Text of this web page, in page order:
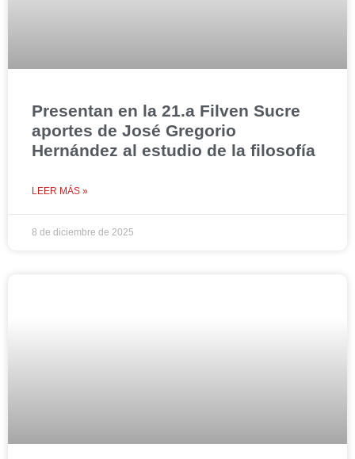
Presentan en la 21.a Filven Sucre
aportes de José Gregorio
Hernández al estudio de la filosofía
LEER MÁS »
8 de diciembre de 2025